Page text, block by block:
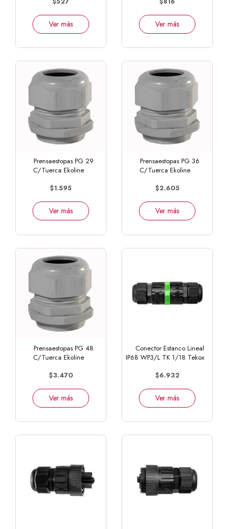
Ver más Ver más
Prensaestopas PG 29
C/Tuerca Ekoline
$1.595
Ver más
Prensaestopas PG 36
C/Tuerca Ekoline
$2.605
Ver más
Prensaestopas PG 48
C/Tuerca Ekoline
$3.470
Ver más
Conector Estanco Lineal
IP68 WP3/L TK 1/18 Tekox
$6.932
Ver más